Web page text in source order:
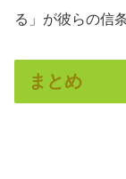
る」が彼らの信
まとめ